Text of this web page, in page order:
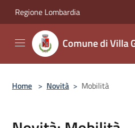
Regione Lombardia
Comune di Villa
Home > Novità > Mobilità